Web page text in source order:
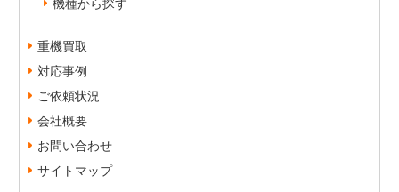
重機買取
対応事例
ご依頼状況
会社概要
お問い合わせ
サイトマップ